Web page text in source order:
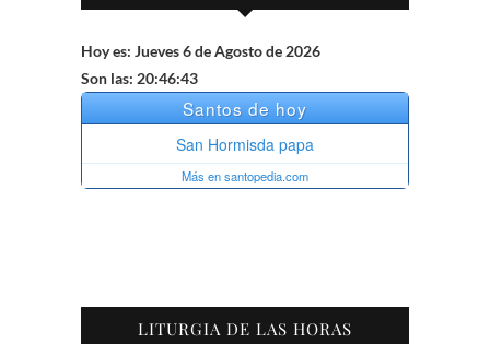
Hoy es: Jueves 6 de Agosto de 2026
Son las: 20:46:44
LITURGIA DE LAS HORAS